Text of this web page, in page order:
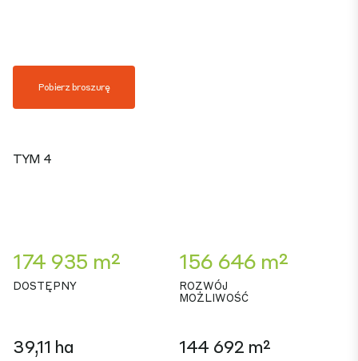
Pobierz broszurę
TYM 4
174 935 m²
DOSTĘPNY
156 646 m²
ROZWÓJ
MOŻLIWOŚĆ
39,11 ha 144 692 m²